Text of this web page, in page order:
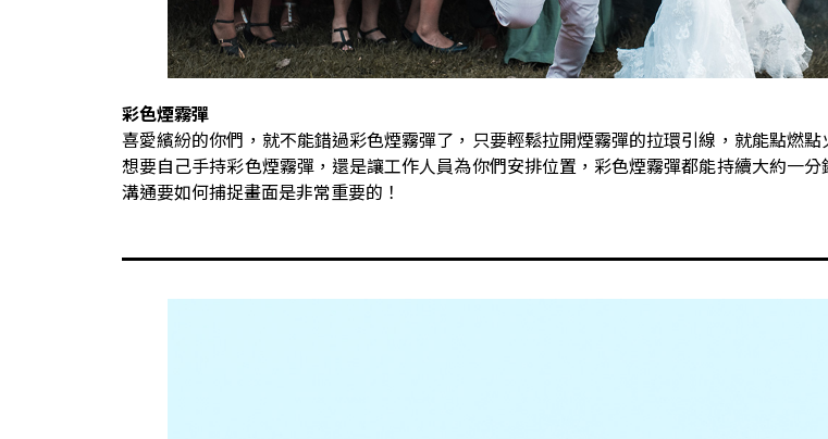
彩色煙霧彈
喜愛繽紛的你們，就不能錯過彩色煙霧彈了，只要輕鬆拉開煙霧彈的拉環引線，就能點燃
想要自己手持彩色煙霧彈，還是讓工作人員為你們安排位置，彩色煙霧彈都能持續大約一
溝通要如何捕捉畫面是非常重要的！